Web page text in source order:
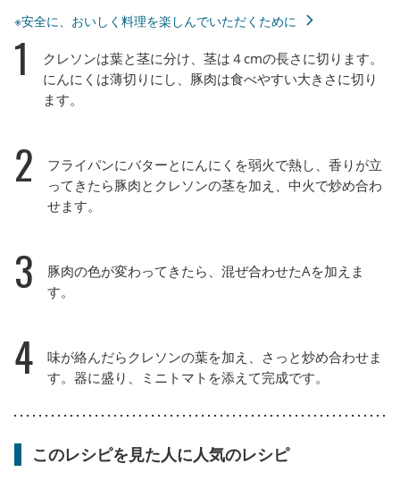
※安全に、おいしく料理を楽しんでいただくために
1
クレソンは葉と茎に分け、茎は４cmの長さに切ります。
にんにくは薄切りにし、豚肉は食べやすい大きさに切り
ます。
2
フライパンにバターとにんにくを弱火で熱し、香りが立
ってきたら豚肉とクレソンの茎を加え、中火で炒め合わ
せます。
3
豚肉の色が変わってきたら、混ぜ合わせたAを加えま
す。
4
味が絡んだらクレソンの葉を加え、さっと炒め合わせま
す。器に盛り、ミニトマトを添えて完成です。
このレシピを見た人に人気のレシピ